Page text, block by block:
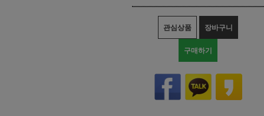
관심상품 장바구니
구매하기